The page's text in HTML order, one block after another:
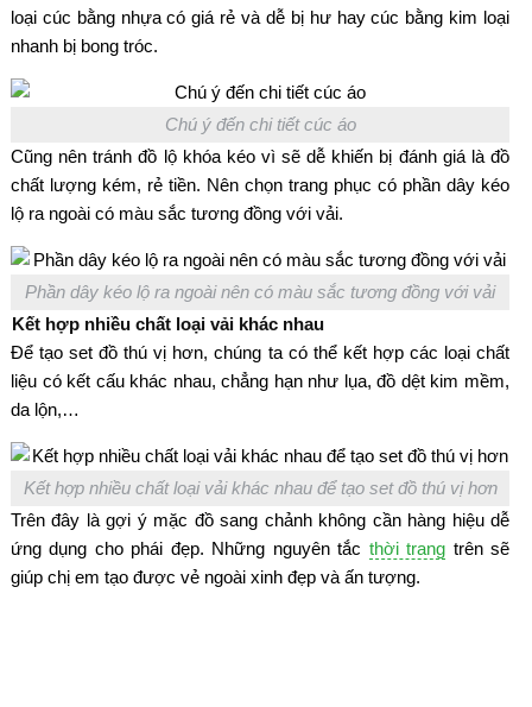
loại cúc bằng nhựa có giá rẻ và dễ bị hư hay cúc bằng kim loại
nhanh bị bong tróc.
Chú ý đến chi tiết cúc áo
Cũng nên tránh đồ lộ khóa kéo vì sẽ dễ khiến bị đánh giá là đồ
chất lượng kém, rẻ tiền. Nên chọn trang phục có phần dây kéo
lộ ra ngoài có màu sắc tương đồng với vải.
Phần dây kéo lộ ra ngoài nên có màu sắc tương đồng với vải
Kết hợp nhiều chất loại vải khác nhau
Để tạo set đồ thú vị hơn, chúng ta có thể kết hợp các loại chất
liệu có kết cấu khác nhau, chẳng hạn như lụa, đồ dệt kim mềm,
da lộn,…
Kết hợp nhiều chất loại vải khác nhau để tạo set đồ thú vị hơn
Trên đây là gợi ý mặc đồ sang chảnh không cần hàng hiệu dễ
ứng dụng cho phái đẹp. Những nguyên tắc thời trang trên sẽ
giúp chị em tạo được vẻ ngoài xinh đẹp và ấn tượng.